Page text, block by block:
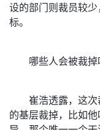
设的部门则裁员较
标。
哪些人会被裁掉
崔浩透露，这次
的基层裁掉，比如